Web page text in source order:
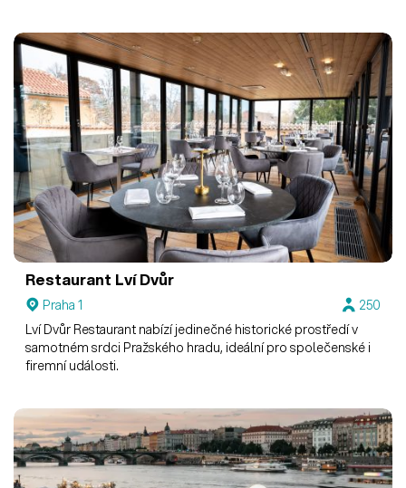
Restaurant Lví Dvůr
Praha 1
250
Lví Dvůr Restaurant nabízí jedinečné historické prostředí v
samotném srdci Pražského hradu, ideální pro společenské i
firemní události.